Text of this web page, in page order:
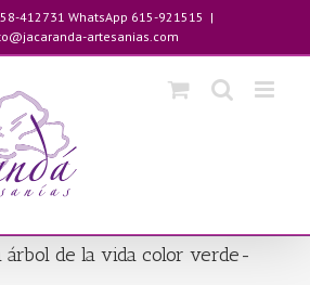
412731 WhatsApp 615-921515 |
artesanias.com
árbol de la vida color verde-